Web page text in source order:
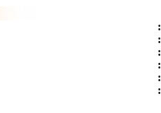
:
:
:
:
:
: